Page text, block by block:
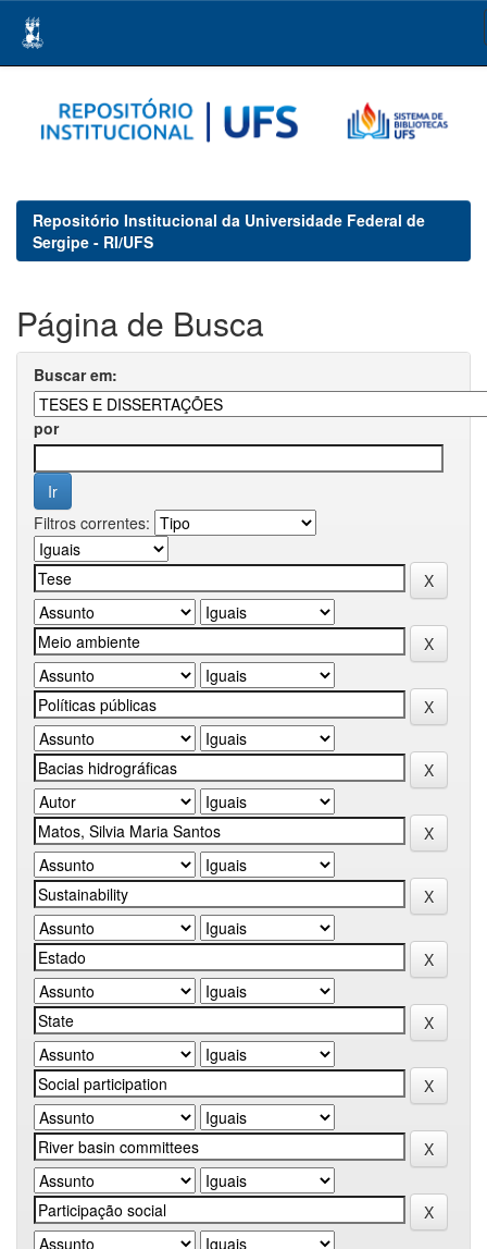
navigation
Repositório Institucional da Universidade Federal de
Sergipe - RI/UFS
Página de Busca
Buscar em:
por
Filtros correntes: